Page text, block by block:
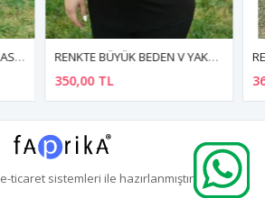
360,00 TL
e-ticaretsistemleri ile hazırlanmıştır.